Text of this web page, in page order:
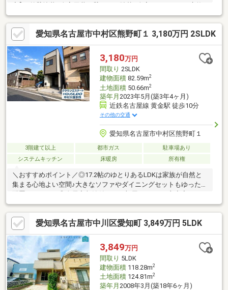
容】●外壁塗装●全室天井・壁クロス貼替●全室フロアタイル交換●
洗面トイレ納戸Cf貼替●システムキッチン交換●ユニットバス交換
●洗面化粧台交換●１階２階トイレ交換●洗濯パン交換●和室復旧●
建具一部交換、新設●インターホン交換●ハウスクリーニング
愛知県名古屋市中村区熊野町１ 3,180万円 2SLDK
3,180万円
間取り 2SLDK
建物面積82.59m2
土地面積50.66m2
築年月 2023年5月(築3年4ヶ月)
近鉄名古屋線 黄金駅 徒歩10分
その他の交通
愛知県名古屋市中村区熊野町１
3階建て以上 都市ガス
駐車場あり
システムキッチン
床暖房 所有権
＼おすすめポイント／◎17.2帖のゆとりあるLDKは家族が自然と
集まる心地よい空間♪大きなソファやダイニングセットもゆったり
りある広さでベッドを置いても余裕があります。◎水回りがまと
まった家事ラク動線♪キッチンから洗面・浴室への移動もスムーズ
で毎日の家事効率アップ。◎カースペース付きでお車利用も安心♪
お買い物帰りの荷物運びもラクラクです。◎バルコニー付きでお
洗濯も快適♪日当たりを活かして気持ちよく干せます。◎各部屋5
帖以上の広さを確保し、子ども部屋や在宅ワークスペースにも対
応可能♪将来を見据えた使い方ができます。
愛知県名古屋市中川区愛知町 3,849万円 5LDK
3,849万円
間取り 5LDK
建物面積118.28m2
土地面積124.81m2
築年月 2008年3月(築18年6ヶ月)